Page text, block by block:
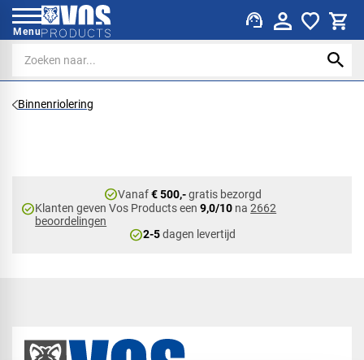
Menu support_agent
Binnenriolering
check_circleVanaf€ 500,-gratis bezorgd
check_circleKlanten geven Vos Products een9,0/10 na2662
beoordelingen
check_circle2-5dagen levertijd